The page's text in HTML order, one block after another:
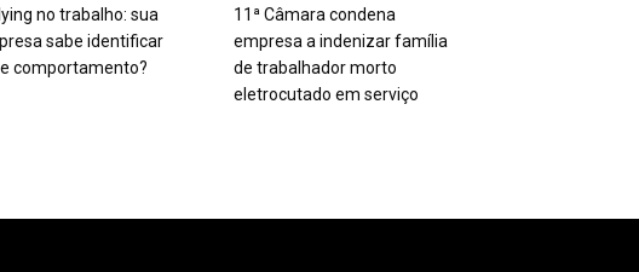
no trabalho: sua
sabe identificar
comportamento?
11ª Câmara condena
empresa a indenizar família
de trabalhador morto
eletrocutado em serviço